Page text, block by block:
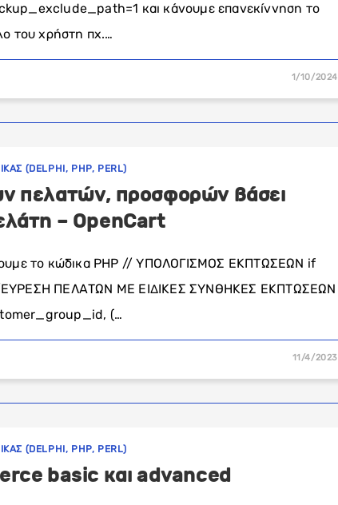
και κάνουμε επανεκίννηση το
του χρήστη πχ.…
1/10/2024
(DELPHI, PHP, PERL)
πελατών, προσφορών βάσει
– OpenCart
το κώδικα PHP // ΥΠΟΛΟΓΙΣΜΟΣ ΕΚΠΤΩΣΕΩΝ if
ΠΕΛΑΤΩΝ ΜΕ ΕΙΔΙΚΕΣ ΣΥΝΘΗΚΕΣ ΕΚΠΤΩΣΕΩΝ
(…
11/4/2023
(DELPHI, PHP, PERL)
basic και advanced